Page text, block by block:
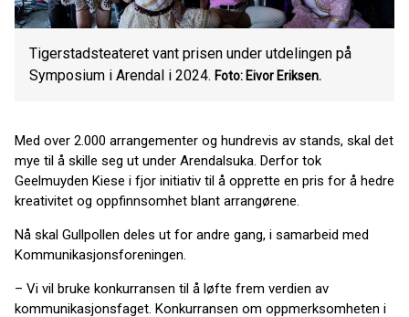
Tigerstadsteateret vant prisen under utdelingen på
Symposium i Arendal i 2024. Foto: Eivor Eriksen.
Med over 2.000 arrangementer og hundrevis av stands, skal det
mye til å skille seg ut under Arendalsuka. Derfor tok
Geelmuyden Kiese i fjor initiativ til å opprette en pris for å hedre
kreativitet og oppfinnsomhet blant arrangørene.
Nå skal Gullpollen deles ut for andre gang, i samarbeid med
Kommunikasjonsforeningen.
– Vi vil bruke konkurransen til å løfte frem verdien av
kommunikasjonsfaget. Konkurransen om oppmerksomheten i